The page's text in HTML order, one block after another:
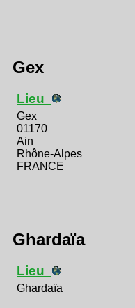
Gex
Lieu
Gex
01170
Ain
Rhône-Alpes
FRANCE
Ghardaïa
Lieu
Ghardaïa